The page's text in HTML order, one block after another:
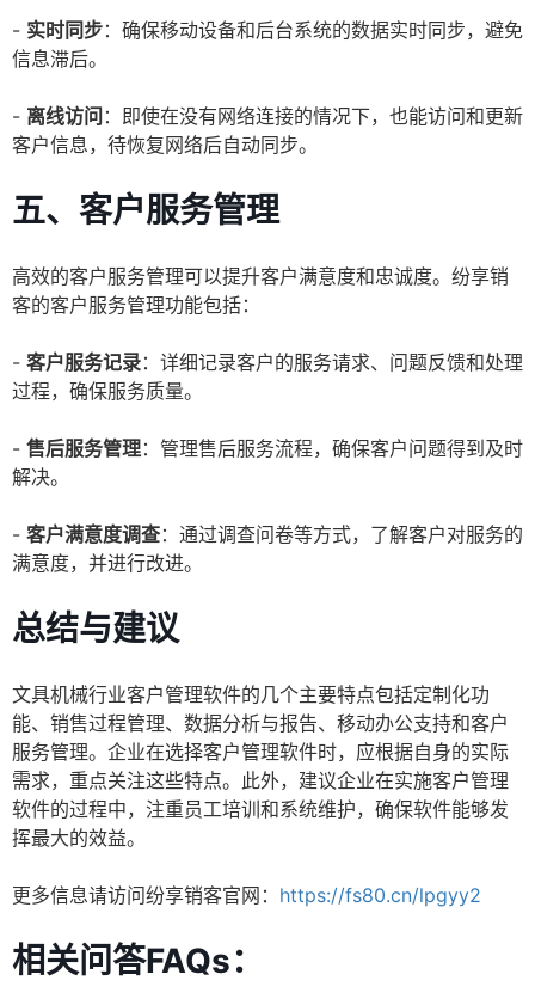
- 实时同步：确保移动设备和后台系统的数据实时同步，避免
信息滞后。
- 离线访问 ：即使在没有网络连接的情况下，也能访问和更新
客户信息，待恢复网络后自动同步。
五、客户服务管理
高效的客户服务管理可以提升客户满意度和忠诚度。纷享销
客的客户服务管理功能包括：
- 客户服务记录：详细记录客户的服务请求、问题反馈和处理
过程，确保服务质量。
- 售后服务管理：管理售后服务流程，确保客户问题得到及时
解决。
- 客户满意度调查：通过调查问卷等方式，了解客户对服务的
满意度，并进行改进。
总结与建议
文具机械行业客户管理软件的几个主要特点包括定制化功
能、销售过程管理、数据分析与报告、移动办公支持和客户
服务管理。企业在选择客户管理软件时，应根据自身的实际
需求，重点关注这些特点。此外，建议企业在实施客户管理
软件的过程中，注重员工培训和系统维护，确保软件能够发
挥最大的效益。
更多信息请访问纷享销客官网： https://fs80.cn/lpgyy2
相关问答FAQs：